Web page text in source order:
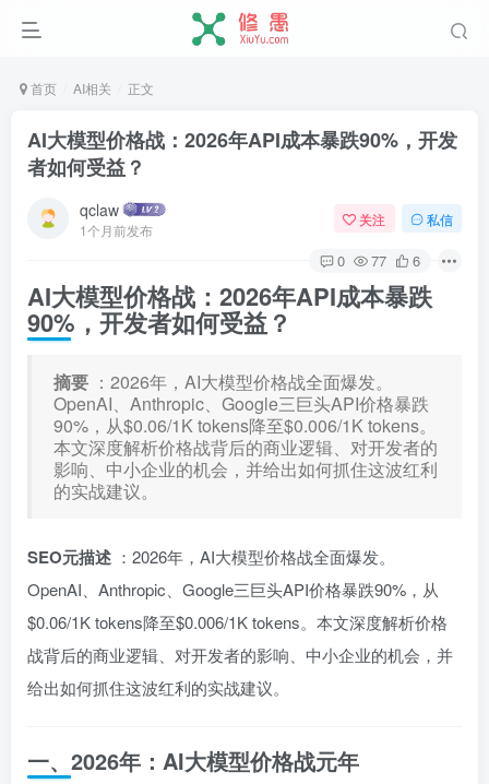
首页 AI相关 正文
AI大模型价格战：2026年API成本暴跌90%，开发
者如何受益？
qclaw
1个月前发布
关注 私信
0 77 6
AI大模型价格战：2026年API成本暴跌
90%，开发者如何受益？
摘要 ：2026年，AI大模型价格战全面爆发。
OpenAI、Anthropic、Google三巨头API价格暴跌
90%，从$0.06/1K tokens降至$0.006/1K tokens。
本文深度解析价格战背后的商业逻辑、对开发者的
影响、中小企业的机会，并给出如何抓住这波红利
的实战建议。
SEO元描述 ：2026年，AI大模型价格战全面爆发。
OpenAI、Anthropic、Google三巨头API价格暴跌90%，从
$0.06/1K tokens降至$0.006/1K tokens。本文深度解析价格
战背后的商业逻辑、对开发者的影响、中小企业的机会，并
给出如何抓住这波红利的实战建议。
一、2026年：AI大模型价格战元年